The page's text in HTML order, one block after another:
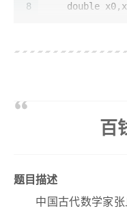
8
11
15
19
20
double
do{
}
百
题目描述
中国古代数学家张